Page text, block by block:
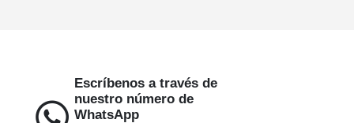
Escríbenos a través de
nuestro número de
WhatsApp